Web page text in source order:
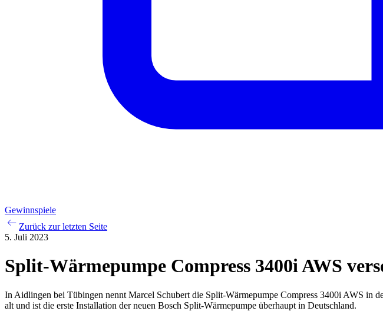
Gewinnspiele
Zurück zur letzten Seite
5. Juli 2023
Split-Wärmepumpe Compress 3400i AWS
In Aidlingen bei Tübingen nennt Marcel Schubert die Split-Wärmepumpe Compress 3400i AWS in
alt und ist die erste Installation der neuen Bosch Split-Wärmepumpe überhaupt in Deutschland.